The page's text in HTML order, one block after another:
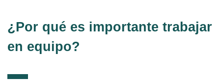
¿Por qué es importante trabajar
en equipo?